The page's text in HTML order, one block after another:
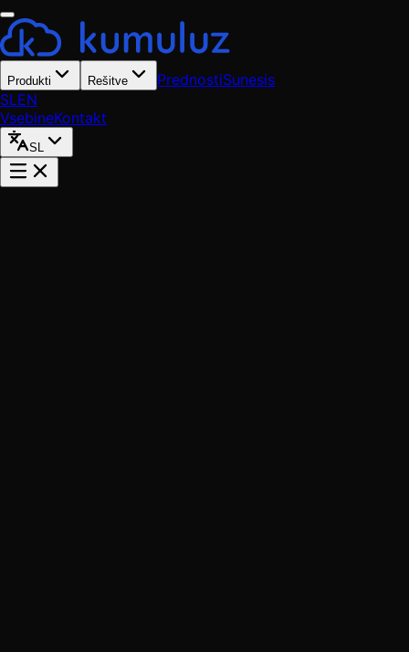
Produkti Rešitve PrednostiSunesis
SLEN
VsebineKontakt
SL